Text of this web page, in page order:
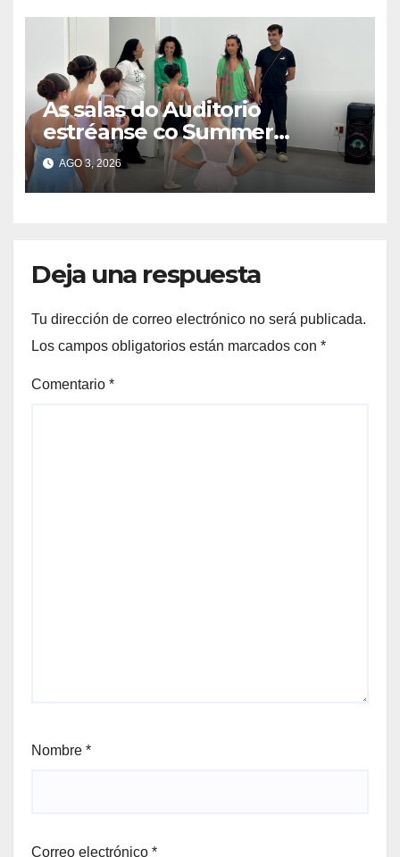
As salas do Auditorio
estréanse co Summer
Intensive do Ballet de Galicia
AGO 3, 2026
Deja una respuesta
Tu dirección de correo electrónico no será publicada.
Los campos obligatorios están marcados con *
Comentario *
Nombre *
Correo electrónico *